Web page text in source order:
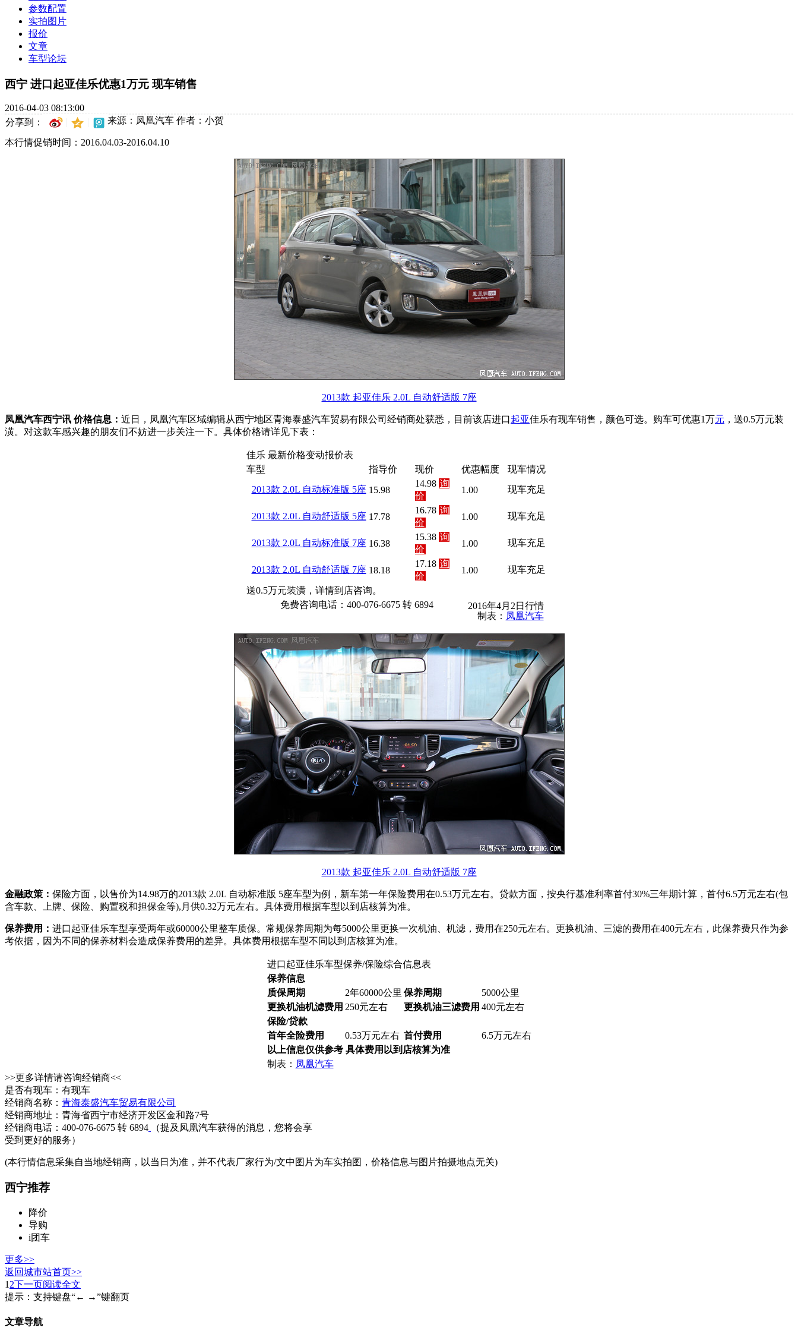
参数配置
实拍图片
报价
文章
车型论坛
西宁 进口起亚佳乐优惠1万元 现车销售
2016-04-03 08:13:00
分享到：
来源：凤凰汽车 作者：小贺
本行情促销时间：2016.04.03-2016.04.10
2013款 起亚佳乐 2.0L 自动舒适版 7座
凤凰汽车西宁讯 价格信息： 近日，凤凰汽车区域编辑从西宁地区青海泰盛汽车贸易有限公司经销商处获悉，目前该店进口起亚佳乐有现车销售，颜色可选。购车可优惠1万元 ，送0.5万元装
潢。对这款车感兴趣的朋友们不妨进一步关注一下。具体价格请详见下表：
佳乐 最新价格变动报价表
车型 指导价 现价 优惠幅度
现车情况
2013款 2.0L 自动标准版 5座 15.98
14.98 询
价
1.00 现车充足
2013款 2.0L 自动舒适版 5座 17.78
16.78 询
价
1.00 现车充足
2013款 2.0L 自动标准版 7座 16.38
15.38 询
价
1.00 现车充足
2013款 2.0L 自动舒适版 7座 18.18
17.18 询
价
1.00 现车充足
送0.5万元装潢，详情到店咨询。
免费咨询电话：400-076-6675 转 6894
2016年4月2日行情
制表： 凤凰汽车
2013款 起亚佳乐 2.0L 自动舒适版 7座
金融政策： 保险方面，以售价为14.98万的2013款 2.0L 自动标准版 5座车型为例，新车第一年保险费用在0.53万元左右。贷款方面，按央行基准利率首付30%三年期计算，首付6.5万元左右(包
含车款、上牌、保险、购置税和担保金等),月供0.32万元左右。具体费用根据车型以到店核算为准。
保养费用： 进口起亚佳乐车型享受两年或60000公里整车质保。常规保养周期为每5000公里更换一次机油、机滤，费用在250元左右。更换机油、三滤的费用在400元左右，此保养费只作为参
考依据，因为不同的保养材料会造成保养费用的差异。具体费用根据车型不同以到店核算为准。
进口起亚佳乐车型保养/保险综合信息表
保养信息
质保周期
2年60000公里 保养周期
5000公里
更换机油机滤费用 250元左右 更换机油三滤费用 400元左右
保险/贷款
首年全险费用
0.53万元左右 首付费用
6.5万元左右
以上信息仅供参考 具体费用以到店核算为准
制表： 凤凰汽车
>>更多详情请咨询经销商<<
是否有现车：有现车
经销商名称： 青海泰盛汽车贸易有限公司
经销商地址：青海省西宁市经济开发区金和路7号
经销商电话：400-076-6675 转 6894
（提及凤凰汽车获得的消息，您将会享
受到更好的服务）
(本行情信息采集自当地经销商，以当日为准，并不代表厂家行为/文中图片为车实拍图，价格信息与图片拍摄地点无关)
西宁推荐
降价
导购
i团车
更多>>
返回城市站首页>>
1 2下一页阅读全文
提示：支持键盘“← →”键翻页
文章导航